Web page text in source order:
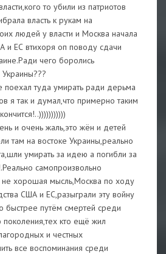
то убили из патриотов
власть к рукам на
людей у власти и Москва начала
и ЕС втихоря оп поводу сдачи
чего боролись
поехал туда умирать ради дерьма
я так и думал,что примерно таким
и очень жаль,это жён и детей
там на востоке Украины,реально
умирать за идею а погибли за
самопроизвольно
хорошая мысль,Москва по ходу
США и ЕС,разыграли эту войну
быстрее путём смертей среди
кто ещё жил
и честных
все воспоминания среди